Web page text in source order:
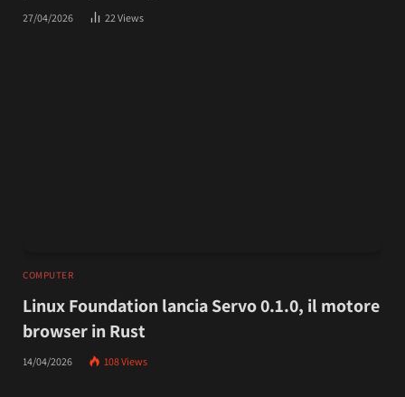
27/04/2026 22 Views
COMPUTER
Linux Foundation lancia Servo 0.1.0, il motore
browser in Rust
14/04/2026 108Views